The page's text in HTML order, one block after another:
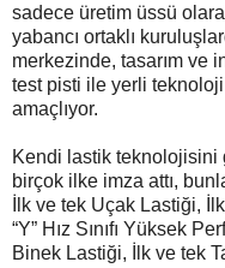
sadece üretim üssü
yabancı ortaklı
merkezinde, tasarım ve
test pisti ile yerli
amaçlıyor.
Kendi lastik teknolojisini
birçok ilke imza attı,
İlk ve tek Uçak Lastiği,
“Y” Hız Sınıfı Yüksek
Binek Lastiği, İlk ve tek